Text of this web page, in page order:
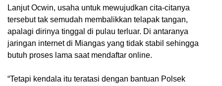
Lanjut Ocwin, usaha untuk mewujudkan cita-citanya
tersebut tak semudah membalikkan telapak tangan,
apalagi dirinya tinggal di pulau terluar. Di antaranya
jaringan internet di Miangas yang tidak stabil sehingga
butuh proses lama saat mendaftar online.
“Tetapi kendala itu teratasi dengan bantuan Polsek